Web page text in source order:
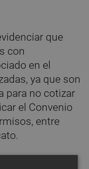
que
con
en el
ya que son
para no cotizar
el Convenio
entre
se puede